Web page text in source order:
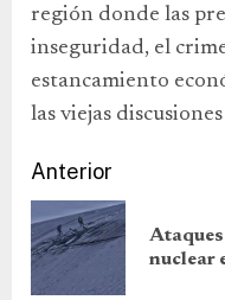
región donde las
inseguridad, el
estancamiento
las viejas
Anterior
nuclear